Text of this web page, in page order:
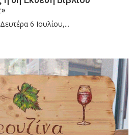
6 Ιουλίου,...